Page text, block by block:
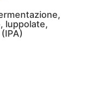
luppolate,